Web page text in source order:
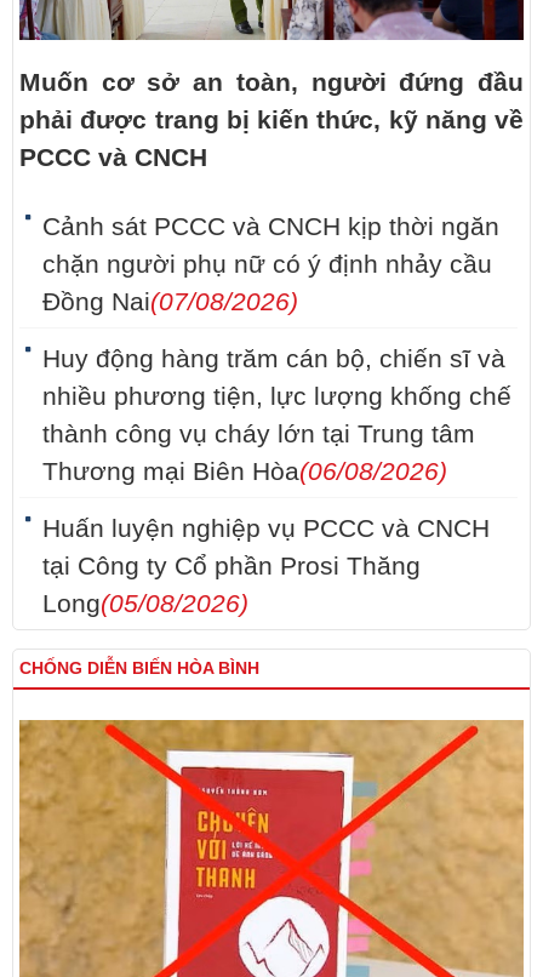
Muốn cơ sở an toàn, người đứng đầu
phải được trang bị kiến thức, kỹ năng về
PCCC và CNCH
Cảnh sát PCCC và CNCH kịp thời ngăn
chặn người phụ nữ có ý định nhảy cầu
Đồng Nai(07/08/2026)
Huy động hàng trăm cán bộ, chiến sĩ và
nhiều phương tiện, lực lượng khống chế
thành công vụ cháy lớn tại Trung tâm
Thương mại Biên Hòa(06/08/2026)
Huấn luyện nghiệp vụ PCCC và CNCH
tại Công ty Cổ phần Prosi Thăng
Long(05/08/2026)
CHỐNG DIỄN BIẾN HÒA BÌNH